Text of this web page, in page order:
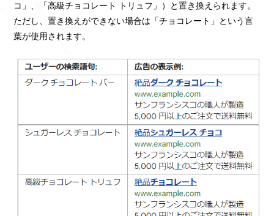
コ」、「高級チョコレート トリュフ」）と置き換えられます。
ただし、置き換えができない場合は「チョコレート」という言
葉が使用されます。